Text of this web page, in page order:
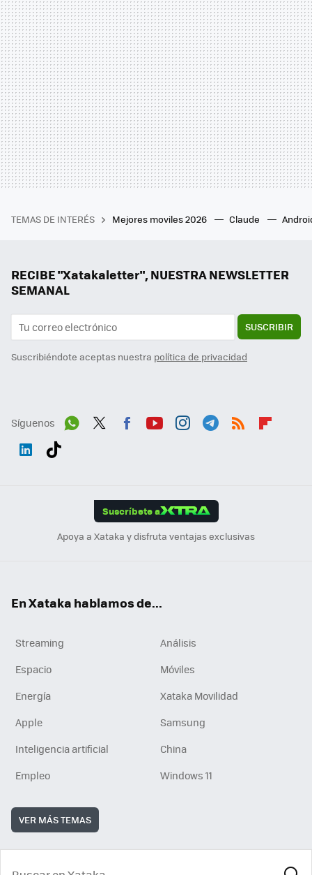
TEMAS DE INTERÉS Mejores moviles 2026 Claude
RECIBE "Xatakaletter", NUESTRA NEWSLETTER
SEMANAL
SUSCRIBIR
Suscribiéndote aceptas nuestra política de privacidad
Síguenos
Suscríbete a
Apoya a Xataka y disfruta ventajas exclusivas
En Xataka hablamos de...
Streaming
Análisis
Espacio
Móviles
Energía
Xataka Movilidad
Apple
Samsung
Inteligencia artificial
China
Empleo
Windows 11
VER MÁS TEMAS